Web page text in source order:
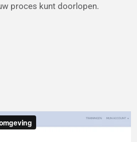
proces kunt doorlopen.